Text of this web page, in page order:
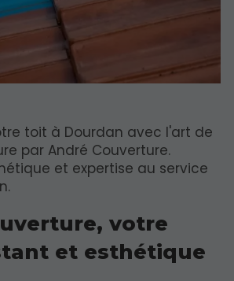
toit à Dourdan avec l'art de
par André Couverture.
et expertise au service
votre
et esthétique